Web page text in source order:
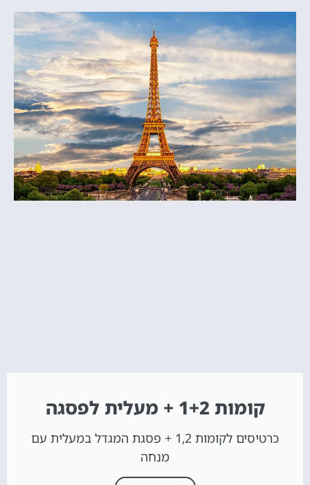
קומות 1+2 + מעלית לפסגה
כרטיסים לקומות 1,2 + פסגת המגדל במעלית עם
מנחה